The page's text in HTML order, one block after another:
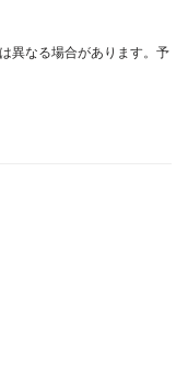
異なる場合があります。予